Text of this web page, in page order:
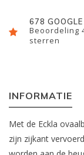
678
Beoordeling
sterren
INFORMATIE
Met de Eckla
zijn zijkant